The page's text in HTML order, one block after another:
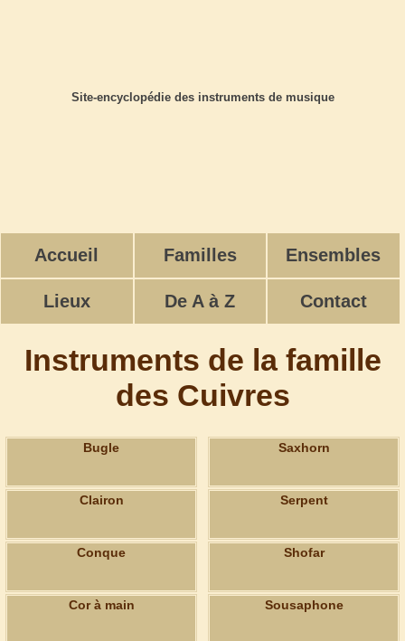
Site-encyclopédie des instruments de musique
Accueil Familles Ensembles
Lieux De A à Z Contact
Instruments de la famille
des Cuivres
Bugle
Clairon
Conque
Cor à main
Saxhorn
Serpent
Shofar
Sousaphone